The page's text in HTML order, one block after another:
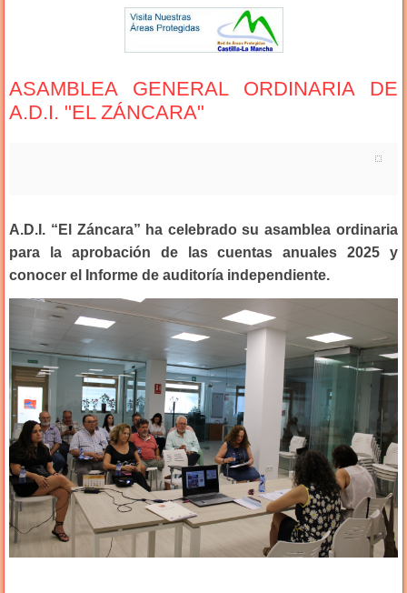
ASAMBLEA GENERAL ORDINARIA DE
A.D.I. "EL ZÁNCARA"
A.D.I. “El Záncara” ha celebrado su asamblea ordinaria
para la aprobación de las cuentas anuales 2025 y
conocer el Informe de auditoría independiente.